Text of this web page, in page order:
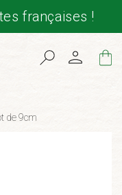
françaises !
Cart
de 9cm